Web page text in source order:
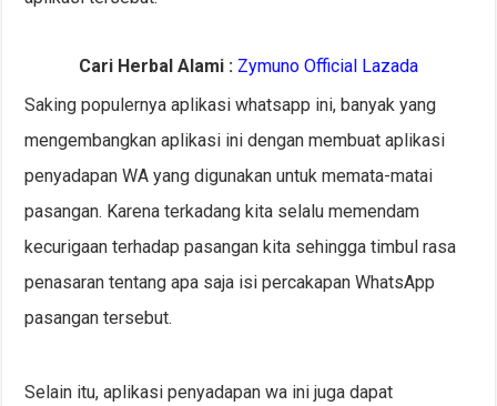
Cari Herbal Alami : Zymuno Official Lazada
Saking populernya aplikasi whatsapp ini, banyak yang
mengembangkan aplikasi ini dengan membuat aplikasi
penyadapan WA yang digunakan untuk memata-matai
pasangan. Karena terkadang kita selalu memendam
kecurigaan terhadap pasangan kita sehingga timbul rasa
penasaran tentang apa saja isi percakapan WhatsApp
pasangan tersebut.
Selain itu, aplikasi penyadapan wa ini juga dapat